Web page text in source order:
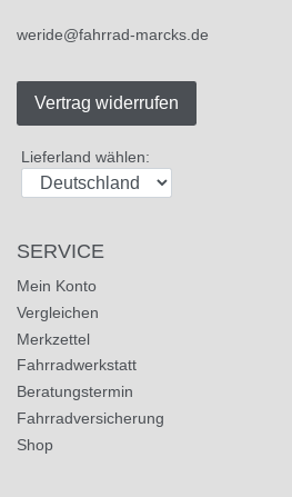
weride@fahrrad-marcks.de
Vertrag widerrufen
Lieferland wählen:
SERVICE
Mein Konto
Vergleichen
Merkzettel
Fahrradwerkstatt
Beratungstermin
Fahrradversicherung
Shop